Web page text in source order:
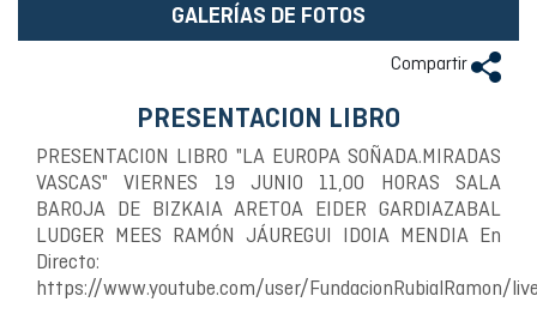
GALERÍAS DE FOTOS
Compartir
PRESENTACION LIBRO
PRESENTACION LIBRO "LA EUROPA SOÑADA.MIRADAS
VASCAS" VIERNES 19 JUNIO 11,00 HORAS SALA
BAROJA DE BIZKAIA ARETOA EIDER GARDIAZABAL
LUDGER MEES RAMÓN JÁUREGUI IDOIA MENDIA En
Directo:
https://www.youtube.com/user/FundacionRubialRamon/